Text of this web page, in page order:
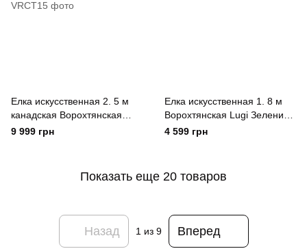
Елка искусственная 2. 5 м
канадская Ворохтянская
Lugi Зелений 250 см
9 999 грн
Елка искусственная 1. 8 м
Ворохтянская Lugi Зелений
180 см
4 599 грн
Показать еще 20 товаров
Назад 1 из 9 Вперед